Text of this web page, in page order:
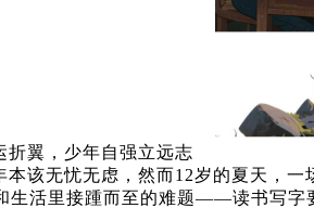
折翼，少年自强立远志
本该无忧无虑，然而12岁的夏天，
生活里接踵而至的难题——读书写字